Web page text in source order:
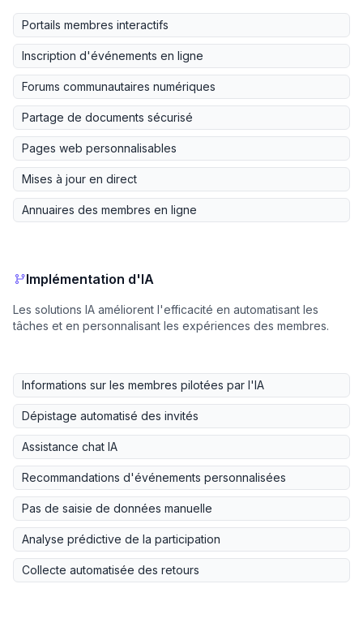
Portails membres interactifs
Inscription d'événements en ligne
Forums communautaires numériques
Partage de documents sécurisé
Pages web personnalisables
Mises à jour en direct
Annuaires des membres en ligne
Implémentation d'IA
Les solutions IA améliorent l'efficacité en automatisant les
tâches et en personnalisant les expériences des membres.
Informations sur les membres pilotées par l'IA
Dépistage automatisé des invités
Assistance chat IA
Recommandations d'événements personnalisées
Pas de saisie de données manuelle
Analyse prédictive de la participation
Collecte automatisée des retours